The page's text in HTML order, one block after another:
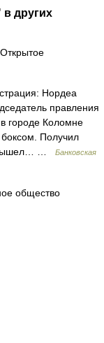
других
Нордеа
правления
городе Коломне
Получил
вышел… …
Банковская
общество